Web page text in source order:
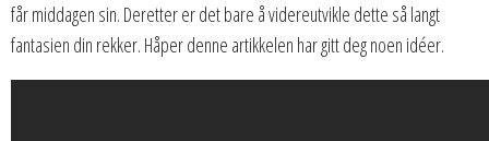
får middagen sin. Deretter er det bare å videreutvikle dette så langt
fantasien din rekker. Håper denne artikkelen har gitt deg noen idéer.